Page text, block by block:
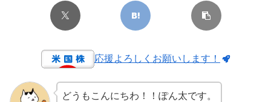
応援よろしくお願いします！
どうもこんにちわ！！ぽん太です。